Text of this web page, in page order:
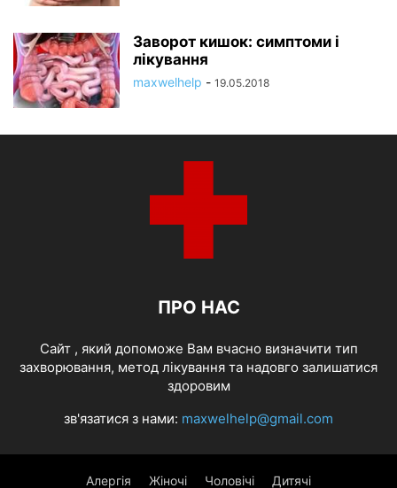
Заворот кишок: симптоми і
лікування
maxwelhelp - 19.05.2018
ПРО НАС
Cайт , який допоможе Вам вчасно визначити тип
захворювання, метод лікування та надовго залишатися
здоровим
зв'язатися з нами: maxwelhelp@gmail.com
Алергія Жіночі Чоловічі Дитячі